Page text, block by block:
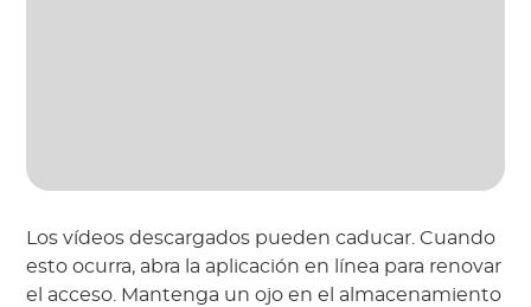
Los vídeos descargados pueden caducar. Cuando
esto ocurra, abra la aplicación en línea para renovar
el acceso. Mantenga un ojo en el almacenamiento